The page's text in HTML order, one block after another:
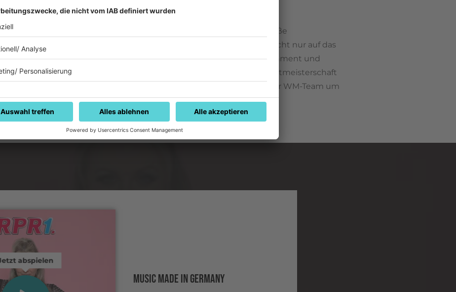
Telekom-TV-Chef Arnim Butzen sagte dazu:
Mischung mit, die MagentaTV zur FIFA WM 2026 stark macht: große
und den besonderen Unterhaltungsfaktor. Er schaut nicht nur auf das
rundherum. Damit wird er zum Bindeglied zwischen Entertainment und
als erster Fan-Experte im deutschen Fernsehen die Fußball-Weltmeisterschaft
hautnah erlebbar. Mit seiner Perspektive erweitern wir unser WM-Team um
Blick auf das Turnier."
abspielen
MUSIC MADE IN GERMANY